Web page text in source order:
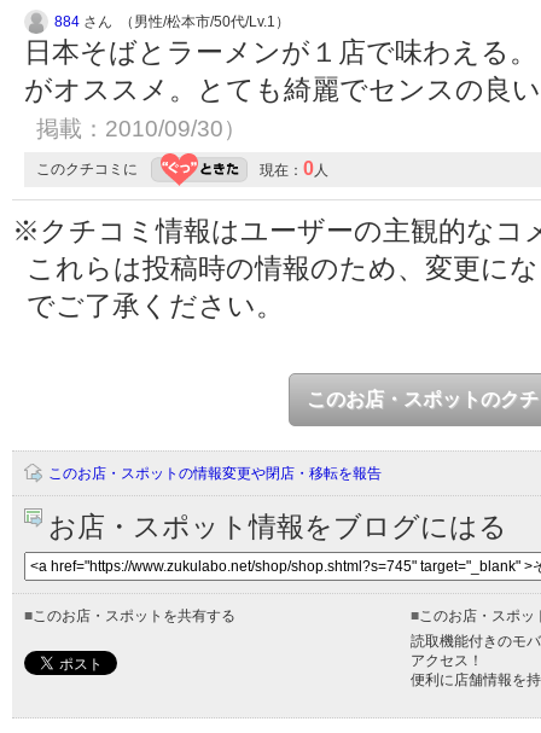
884 さん （男性/松本市/50代/Lv.1）
日本そばとラーメンが１店で味わえる
がオススメ。とても綺麗でセンスの良
掲載：2010/09/30）
このクチコミに 現在： 0人
※クチコミ情報はユーザーの主観的なコ
これらは投稿時の情報のため、変更に
でご了承ください。
このお店・スポットのク
このお店・スポットの情報変更や閉店・移転を報告
お店・スポット情報をブログにはる
■このお店・スポットを共有する ■このお店・スポッ
読取機能付きのモ
アクセス！
便利に店舗情報を